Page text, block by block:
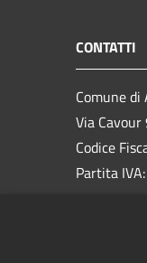
CONTATTI
Comune di
Via
Codice
Partita